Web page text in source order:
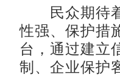
民众期待着
性强、保护措
台，通过建立
制、企业保护